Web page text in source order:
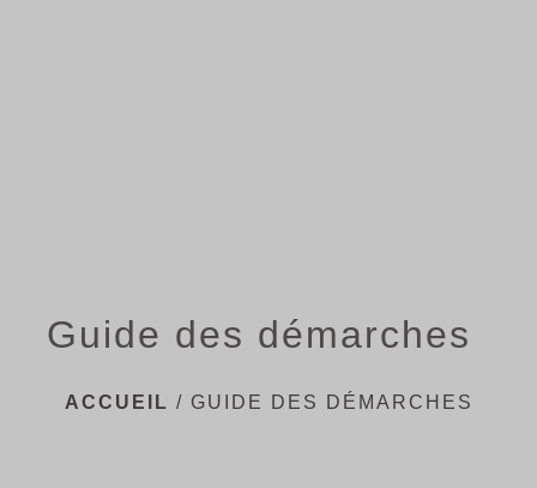
Guide des démarches
ACCUEIL / GUIDE DES DÉMARCHES